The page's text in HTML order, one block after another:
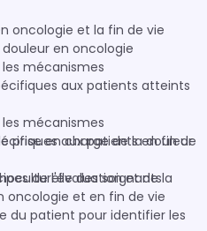
oncologie et la fin de vie
en oncologie
mécanismes
aux patients atteints
mécanismes
aux patients en fin de
de l'évaluation et de la
oncologie et en fin de vie
des soignants
du patient pour identifier les